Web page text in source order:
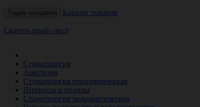
Toggle navigation Каталог товаров
Скачать прайс-лист
Стоматология
Анестезия
Стоматология терапевтическая
Штрипсы и полиры
Стоматология эндодонтическая